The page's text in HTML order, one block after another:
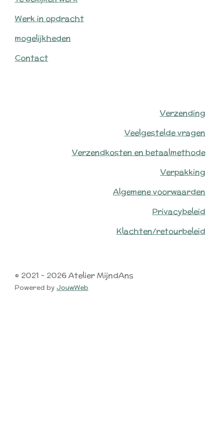
Werk in opdracht
mogelijkheden
Contact
Verzending
Veelgestelde vragen
Verzendkosten en betaalmethode
Verpakking
Algemene voorwaarden
Privacybeleid
Klachten/retourbeleid
© 2021 - 2026 Atelier MijndAns
Powered by JouwWeb